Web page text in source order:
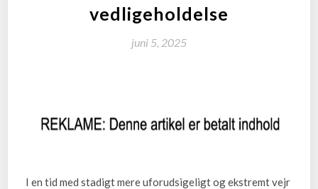
vedligeholdelse
juni 5, 2025
I en tid med stadigt mere uforudsigeligt og ekstremt vejr